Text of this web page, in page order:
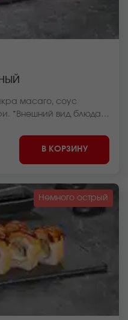
масаго, соус
*Внешний вид блюда
В КОРЗИНУ
Немного острый